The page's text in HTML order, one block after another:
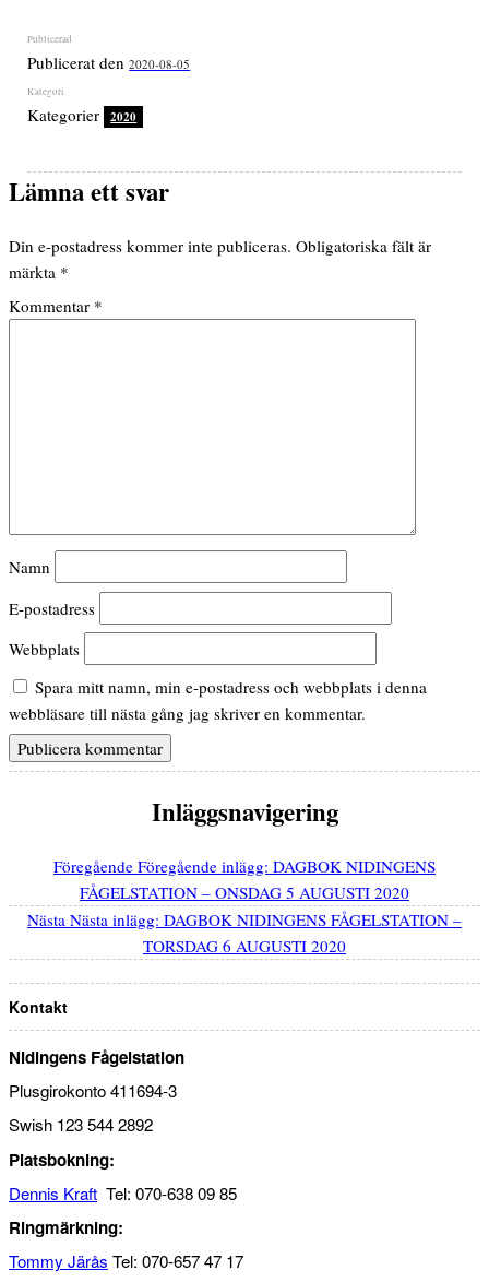
Publicerat den2020-08-05
Kategorier 2020
Lämna ett svar
Din e-postadress kommer inte publiceras. Obligatoriska fält är
märkta *
Kommentar *
Namn
E-postadress
Webbplats
Spara mitt namn, min e-postadress och webbplats i denna
webbläsare till nästa gång jag skriver en kommentar.
Inläggsnavigering
Föregående Föregående inlägg: DAGBOK NIDINGENS
FÅGELSTATION – ONSDAG 5 AUGUSTI 2020
Nästa Nästa inlägg: DAGBOK NIDINGENS FÅGELSTATION –
TORSDAG 6 AUGUSTI 2020
Kontakt
Nidingens Fågelstation
Plusgirokonto 411694-3
Swish 123 544 2892
Platsbokning:
Dennis Kraft Tel: 070-638 09 85
Ringmärkning:
Tommy Järås Tel: 070-657 47 17